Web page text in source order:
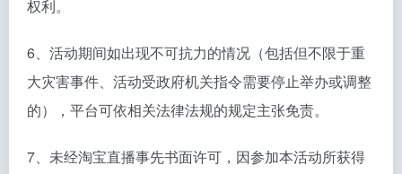
权利。
6、活动期间如出现不可抗力的情况（包括但不限于重
大灾害事件、活动受政府机关指令需要停止举办或调整
的），平台可依相关法律法规的规定主张免责。
7、未经淘宝直播事先书面许可，因参加本活动所获得